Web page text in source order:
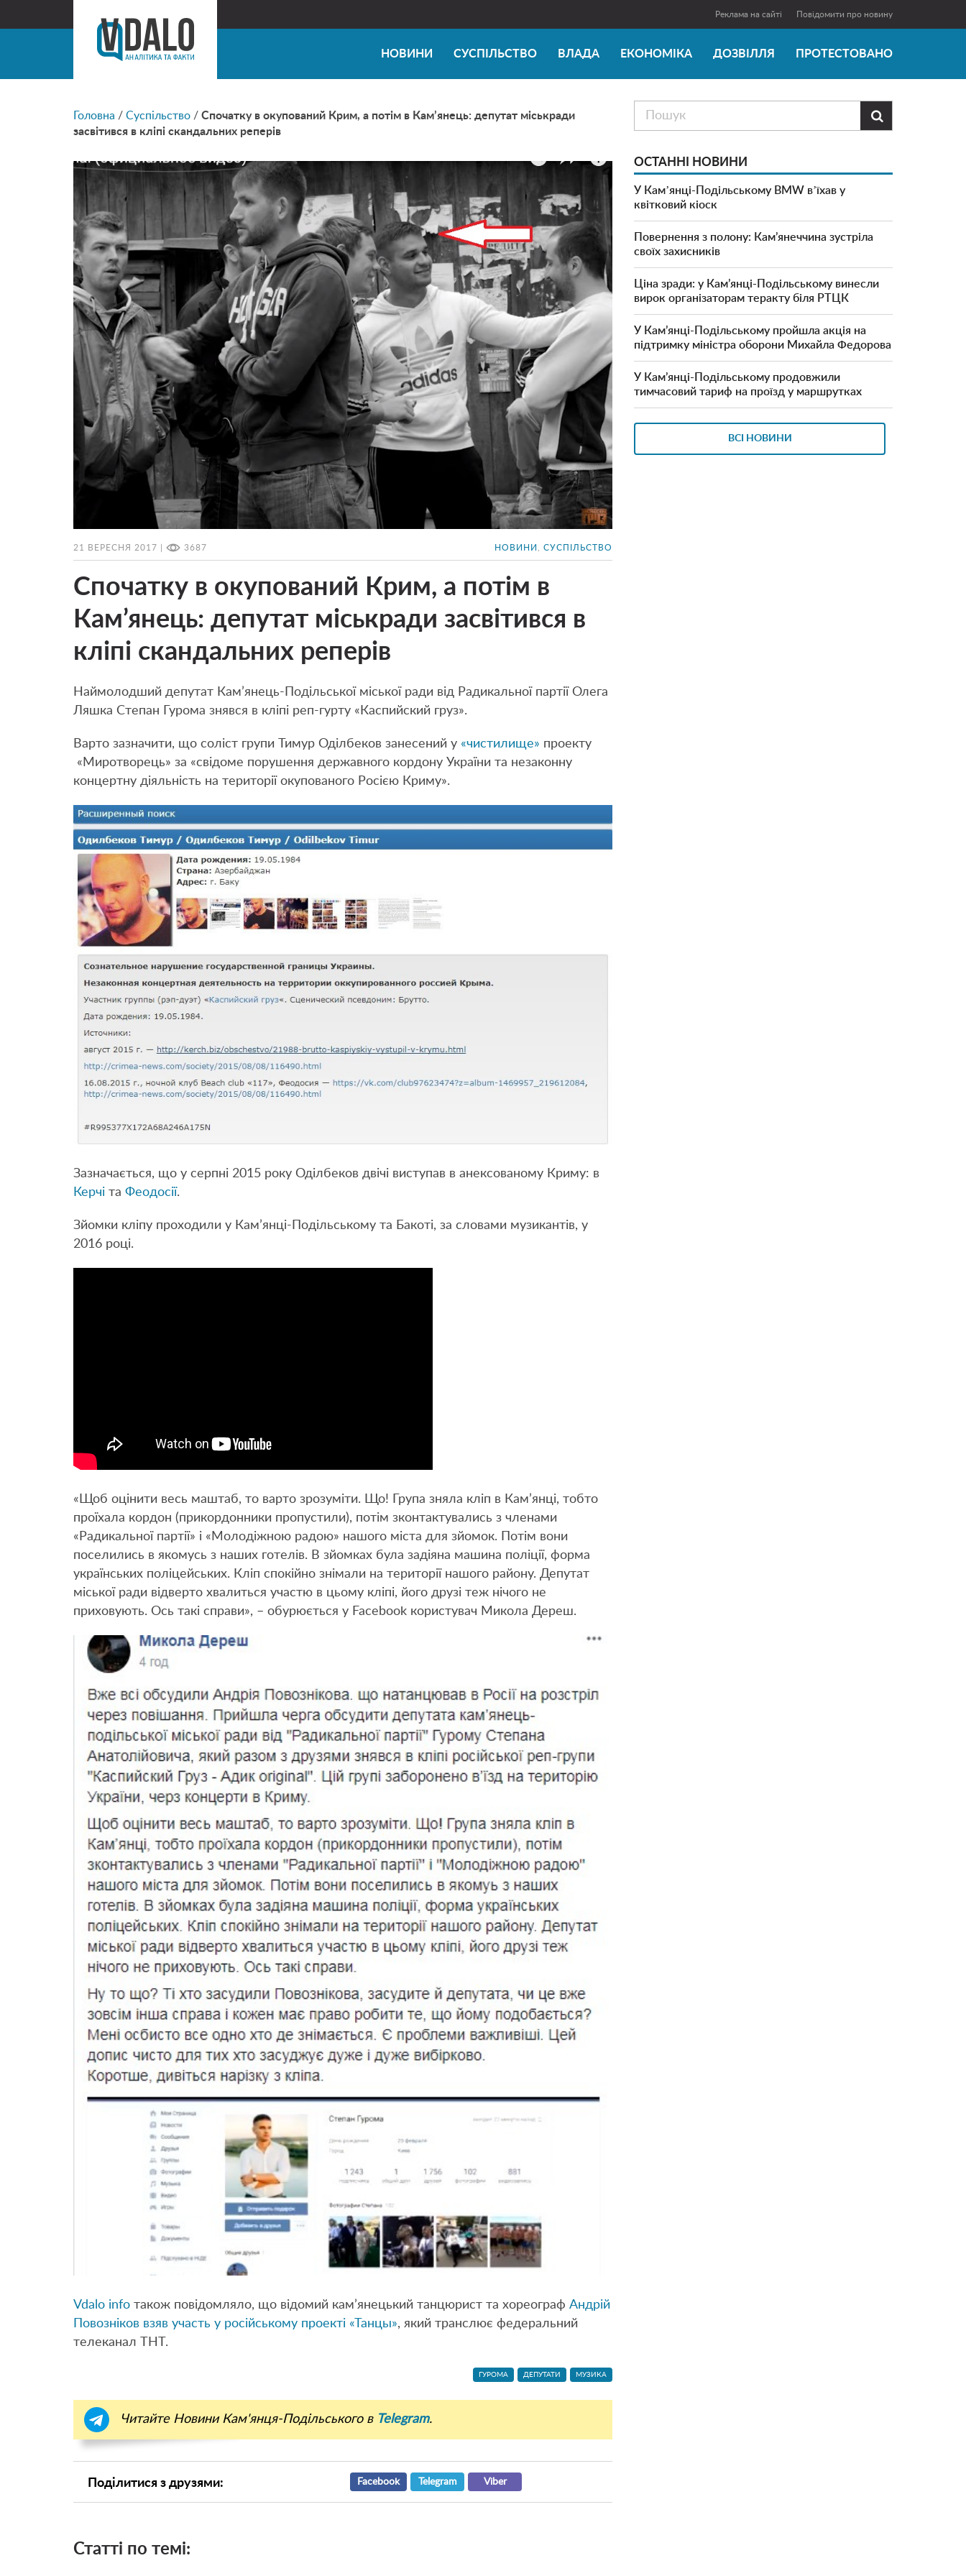
Реклама на сайті Повідомити про новину
НОВИНИ СУСПІЛЬСТВО ВЛАДА ЕКОНОМІКА ДОЗВІЛЛЯ ПРОТЕСТОВАНО
Головна / Суспільство / Спочатку в окупований Крим, а потім в Кам’янець: депутат міськради
засвітився в кліпі скандальних реперів
21 ВЕРЕСНЯ 2017 | 3687 НОВИНИ СУСПІЛЬСТВО
Спочатку в окупований Крим, а потім в
Кам’янець: депутат міськради засвітився в
кліпі скандальних реперів
Наймолодший депутат Кам’янець-Подільської міської ради від Радикальної партії Олега
Ляшка Степан Гурома знявся в кліпі реп-гурту «Каспийский груз».
Варто зазначити, що соліст групи Тимур Оділбеков занесений у «чистилище» проекту
«Миротворець» за «свідоме порушення державного кордону України та незаконну
концертну діяльність на території окупованого Росією Криму».
Зазначається, що у серпні 2015 року Оділбеков двічі виступав в анексованому Криму: в
Керчі та Феодосії.
Зйомки кліпу проходили у Кам’янці-Подільському та Бакоті, за словами музикантів, у
2016 році.
«Щоб оцінити весь маштаб, то варто зрозуміти. Що! Група зняла кліп в Кам’янці, тобто
проїхала кордон (прикордонники пропустили), потім зконтактувались з членами
«Радикальної партії» і «Молодіжною радою» нашого міста для зйомок. Потім вони
поселились в якомусь з наших готелів. В зйомках була задіяна машина поліції, форма
українських поліцейських. Кліп спокійно знімали на території нашого району. Депутат
міської ради відверто хвалиться участю в цьому кліпі, його друзі теж нічого не
приховують. Ось такі справи», – обурюється у Facebook користувач Микола Дереш.
Vdalo info також повідомляло, що відомий кам’янецький танцюрист та хореограф Андрій
Повозніков взяв участь у російському проекті «Танцы», який транслює федеральний
телеканал ТНТ.
ГУРОМА ДЕПУТАТИ МУЗИКА
Читайте Новини Кам'янця-Подільського в Telegram.
Поділитися з друзями: Facebook Telegram Viber
Статті по темі:

ОСТАННІ НОВИНИ
У Камʼянці-Подільському BMW вʼїхав у
квітковий кіоск
Повернення з полону: Кам’янеччина зустріла
своїх захисників
Ціна зради: у Кам’янці-Подільському винесли
вирок організаторам теракту біля РТЦК
У Кам’янці-Подільському пройшла акція на
підтримку міністра оборони Михайла Федорова
У Кам’янці-Подільському продовжили
тимчасовий тариф на проїзд у маршрутках
ВСІ НОВИНИ